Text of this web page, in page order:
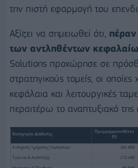
την πιστή εφαρμογή του
Αξίζει να σημειωθεί ότι, πέραν
των αντληθέντων
Solutions προχώρησε σε
στρατηγικούς τομείς, οι
κεφάλαια και λειτουργικές
περαιτέρω το αναπτυξιακό